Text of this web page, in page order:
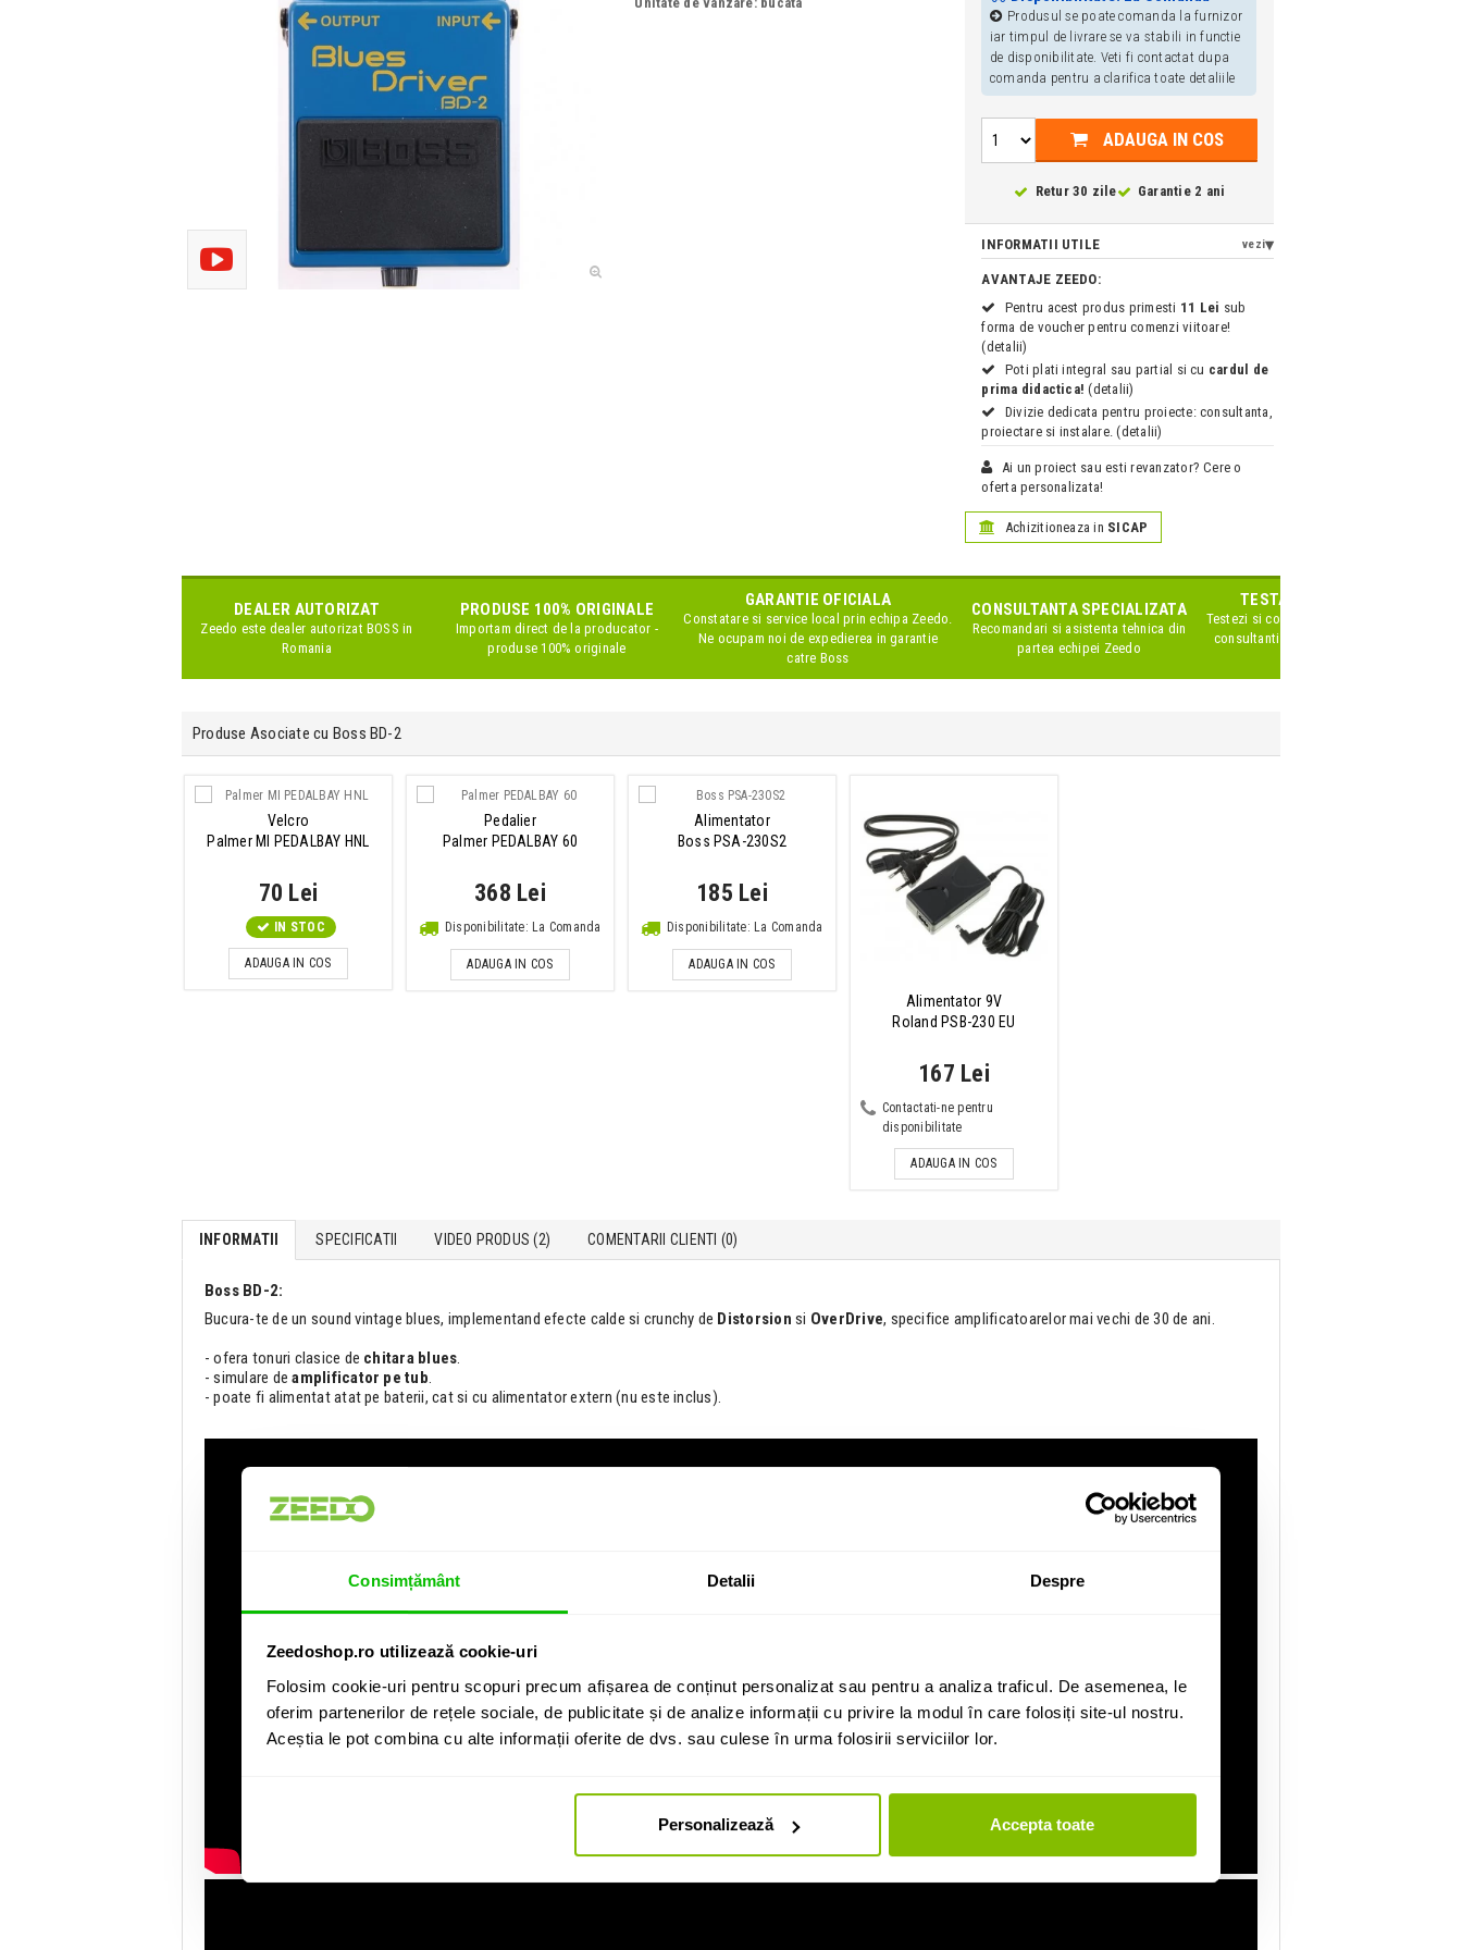
Consimțământ Detalii Despre
Zeedoshop.ro utilizează cookie-uri
Folosim cookie-uri pentru scopuri precum afișarea de conținut personalizat sau pentru a analiza traficul. De asemenea, le
oferim partenerilor de rețele sociale, de publicitate și de analize informații cu privire la modul în care folosiți site-ul nostru.
Aceștia le pot combina cu alte informații oferite de dvs. sau culese în urma folosirii serviciilor lor.
Personalizează Accepta toate
Produsul se poate comanda la furnizor
iar timpul de livrare se va stabili in functie
de disponibilitate. Veti fi contactat dupa
comanda pentru a clarifica toate detaliile
ADAUGA IN COS
Retur 30 zile Garantie 2 ani
INFORMATII UTILE vezi
AVANTAJE ZEEDO:
Pentru acest produs primesti 11 Lei sub
forma de voucher pentru comenzi viitoare!
(detalii)
Poti plati integral sau partial si cu cardul de
prima didactica! (detalii)
Divizie dedicata pentru proiecte: consultanta,
proiectare si instalare. (detalii)
Ai un proiect sau esti revanzator? Cere o
oferta personalizata!
Achizitioneaza in SICAP
DEALER AUTORIZAT
Zeedo este dealer autorizatBOSS in
Romania
PRODUSE 100% ORIGINALE
Importam direct de la producator -
produse 100% originale
GARANTIE OFICIALA
Constatare si service local prin echipa Zeedo.
Ne ocupam noi de expedierea in garantie
catre Boss
CONSULTANTA SPECIALIZATA
Recomandari si asistenta tehnica din
partea echipei Zeedo
TESTARE IN SHOWROOM
Testezi si compari produsele impreuna cu
consultanti Zeedo specializati pe acest
Produse Asociate cu Boss BD-2
Velcro
Palmer MI PEDALBAY HNL
70 Lei
IN STOC
ADAUGA IN COS
Pedalier
Palmer PEDALBAY 60
368 Lei
Disponibilitate: La Comanda
ADAUGA IN COS
Alimentator
Boss PSA-230S2
185 Lei
Disponibilitate: La Comanda
ADAUGA IN COS
Alimentator 9V
Roland PSB-230 EU
167 Lei
Contactati-ne pentru
disponibilitate
ADAUGA IN COS
INFORMATII SPECIFICATII VIDEO PRODUS (2) COMENTARII CLIENTI (0)
Boss BD-2:
Bucura-te de un sound vintage blues, implementand efecte calde si crunchy de Distorsion si OverDrive, specifice amplificatoarelor mai vechi de 30 de ani.
- ofera tonuri clasice de chitara blues.
- simulare deamplificator pe tub.
- poate fi alimentat atat pe baterii, cat si cu alimentator extern (nu este inclus).